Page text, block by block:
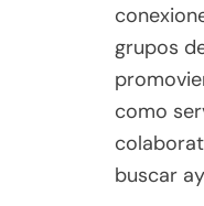
grupos
como
buscar